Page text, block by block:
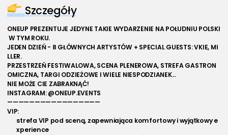
Szczegóły
ONEUP PREZENTUJE JEDYNE TAKIE WYDARZENIE NA POŁUDNIU POLSKI
W TYM ROKU.
JEDEN DZIEŃ - 8 GŁÓWNYCH ARTYSTÓW + SPECIAL GUESTS: VKIE, MI
LLER.
PRZESTRZEŃ FESTIWALOWA, SCENA PLENEROWA, STREFA GASTRON
OMICZNA, TARGI ODZIEŻOWE I WIELE NIESPODZIANEK...
NIE MOŻE CIE ZABRAKNĄĆ!
INSTAGRAM: @ONEUP.EVENTS
—————————————————
VIP:
strefa VIP pod sceną, zapewniająca komfortowy i wyjątkowy e
xperience